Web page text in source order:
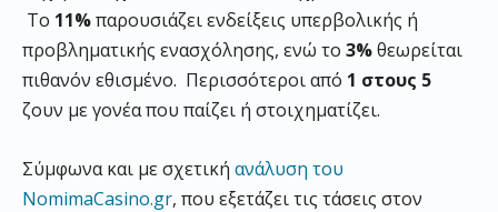
Το 11%παρουσιάζει ενδείξεις υπερβολικής ή
προβληματικής ενασχόλησης, ενώ το 3%θεωρείται
πιθανόν εθισμένο. Περισσότεροι από 1 στους 5
ζουν με γονέα που παίζει ή στοιχηματίζει.
Σύμφωνα και με σχετική ανάλυση του
NomimaCasino.gr, που εξετάζει τις τάσεις στον